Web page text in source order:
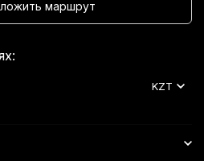
маршрут
KZT